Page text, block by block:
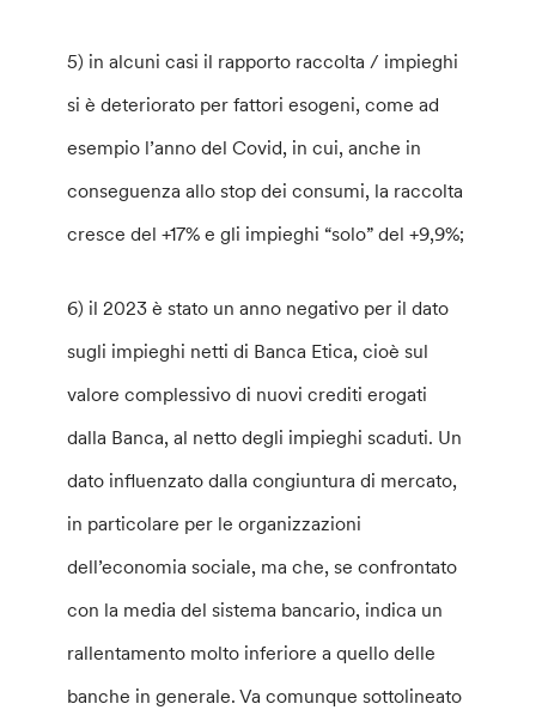
5) in alcuni casi il rapporto raccolta / impieghi
si è deteriorato per fattori esogeni, come ad
esempio l’anno del Covid, in cui, anche in
conseguenza allo stop dei consumi, la raccolta
cresce del +17% e gli impieghi “solo” del +9,9%;
6) il 2023 è stato un anno negativo per il dato
sugli impieghi netti di Banca Etica, cioè sul
valore complessivo di nuovi crediti erogati
dalla Banca, al netto degli impieghi scaduti. Un
dato influenzato dalla congiuntura di mercato,
in particolare per le organizzazioni
dell’economia sociale, ma che, se confrontato
con la media del sistema bancario, indica un
rallentamento molto inferiore a quello delle
banche in generale. Va comunque sottolineato